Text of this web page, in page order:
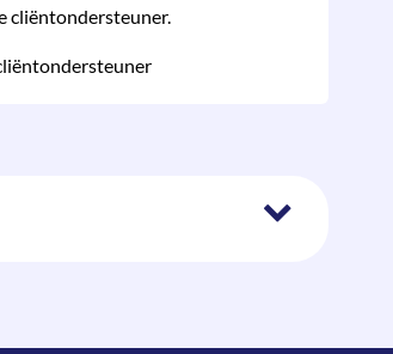
cliënt­onder­steuner.